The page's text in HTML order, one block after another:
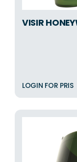
VISIR
LOGIN FOR PRIS